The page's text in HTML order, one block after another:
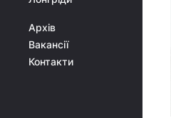
Архів
Вакансії
Контакти